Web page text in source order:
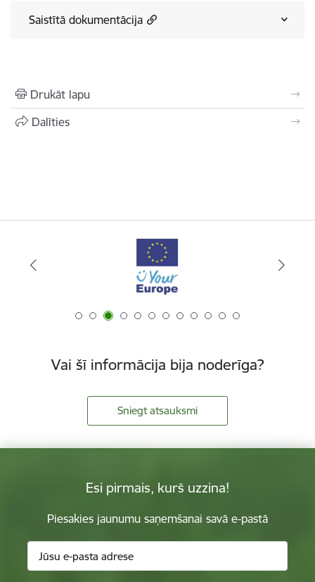
Saistītā dokumentācija
Drukāt lapu
Dalīties
Vai šī informācija bija noderīga?
Sniegt atsauksmi
Esi pirmais, kurš uzzina!
Piesakies jaunumu saņemšanai savā e-pastā